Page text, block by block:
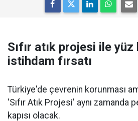
Sıfır atık projesi ile
istihdam fırsatı
Türkiye'de çevrenin korunması
'Sıfır Atık Projesi' aynı zamanda
kapısı olacak.